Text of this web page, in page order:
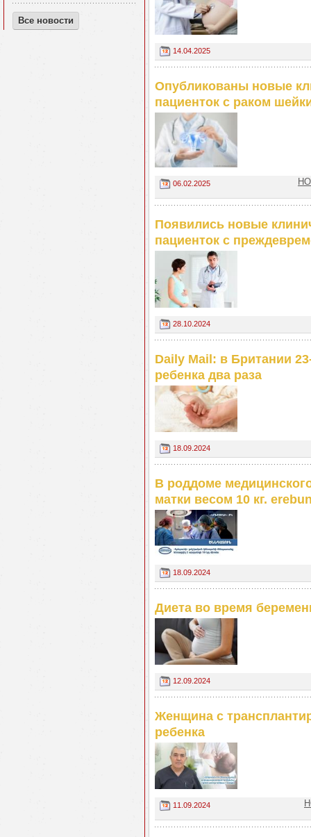
Все новости
14.04.2025
Опубликованы новые
пациенток с раком
06.02.2025
Появились новые
пациенток с
28.10.2024
Daily Mail: в Британии
ребенка два раза
18.09.2024
В роддоме
матки весом 10 кг.
18.09.2024
Диета во время
12.09.2024
Женщина c
ребенка
11.09.2024